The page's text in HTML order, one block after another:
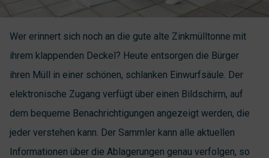
Wer erinnert sich noch an die gute alte Zinkmülltonne mit
ihrem klappenden Deckel? Heute entsorgen die Bürger
ihren Müll in einer schönen, schlanken Einwurfsäule. Der
elektronische Zugang verfügt über einen Bildschirm, auf
dem bequeme Benachrichtigungen angezeigt werden, die
jeder verstehen kann. Der Sammler kann alle aktuellen
Informationen über die Ablagerungen genau verfolgen, so